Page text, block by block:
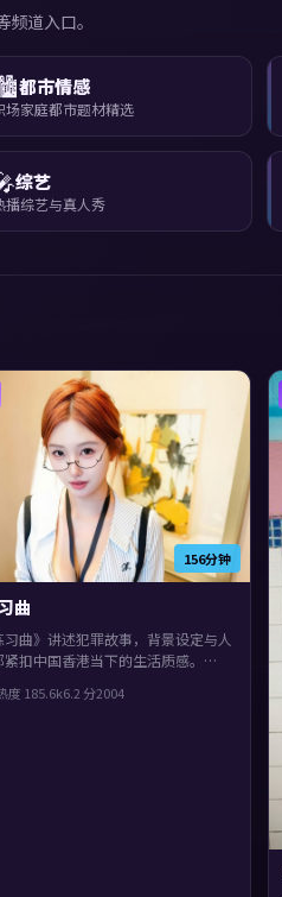
道入口。
都市情感
场家庭都市题材精选
综艺
播综艺与真人秀
156分钟
曲
习曲》讲述犯罪故事，背景设定与人
扣中国香港当下的生活质感。
领衔。群像戏份饱满，配角也有完
度 185.6k6.2 分2004